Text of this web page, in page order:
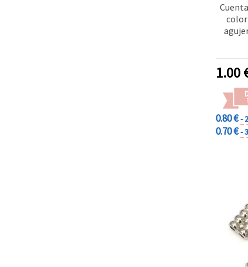
1.00
0.80 €-
0.70 €-